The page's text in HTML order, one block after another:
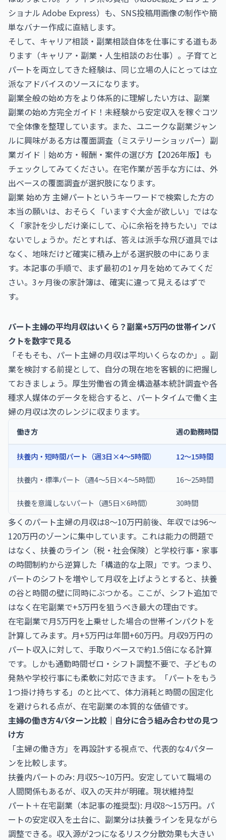
ショナル Adobe Express）も、SNS投稿用画像の制作や簡
単なバナー作成に直結します。
そして、キャリア相談・副業相談自体を仕事にする道もあ
ります（キャリア・副業・人生相談のお仕事）。子育てと
パートを両立してきた経験は、同じ立場の人にとっては立
派なアドバイスのソースになります。
副業全般の始め方をより体系的に理解したい方は、 副業
副業の始め方完全ガイド！未経験から安定収入を稼ぐコツ
で全体像を整理しています。また、ユニークな副業ジャン
ルに興味がある方は覆面調査（ミステリーショッパー）副
業ガイド｜始め方・報酬・案件の選び方【2026年版】 も
チェックしてみてください。在宅作業が苦手な方には、外
出ベースの覆面調査が選択肢になります。
副業 始め方 主婦パートというキーワードで検索した方の
本当の願いは、おそらく「いますぐ大金が欲しい」ではな
く「家計を少しだけ楽にして、心に余裕を持ちたい」では
ないでしょうか。だとすれば、答えは派手な飛び道具では
なく、地味だけど確実に積み上がる選択肢の中にありま
す。本記事の手順で、まず最初の1ヶ月を始めてみてくだ
さい。3ヶ月後の家計簿は、確実に違って見えるはずで
す。
パート主婦の平均月収はいくら？副業+5万円の世帯インパ
クトを数字で見る
「そもそも、パート主婦の月収は平均いくらなのか」。副
業を検討する前提として、自分の現在地を客観的に把握し
ておきましょう。厚生労働省の賃金構造基本統計調査や各
種求人媒体のデータを総合すると、パートタイムで働く主
婦の月収は次のレンジに収まります。
働き方 週の勤務時間
扶養内・短時間パート（週3日×4〜5時間） 12〜15時間
扶養内・標準パート（週4〜5日×4〜5時間） 16〜25時間
扶養を意識しないパート（週5日×6時間） 30時間
多くのパート主婦の月収は8〜10万円前後、年収では96〜
120万円のゾーンに集中しています。これは能力の問題で
はなく、扶養のライン（税・社会保険）と学校行事・家事
の時間制約から逆算した「構造的な上限」です。つまり、
パートのシフトを増やして月収を上げようとすると、扶養
の谷と時間の壁に同時にぶつかる。ここが、シフト追加で
はなく在宅副業で+5万円を狙うべき最大の理由です。
在宅副業で月5万円を上乗せした場合の世帯インパクトを
計算してみます。月+5万円は年間+60万円。月収9万円の
パート収入に対して、手取りベースで約1.5倍になる計算
です。しかも通勤時間ゼロ・シフト調整不要で、子どもの
発熱や学校行事にも柔軟に対応できます。「パートをもう
1つ掛け持ちする」のと比べて、体力消耗と時間の固定化
を避けられる点が、在宅副業の本質的な価値です。
主婦の働き方4パターン比較｜自分に合う組み合わせの見つ
け方
「主婦の働き方」を再設計する視点で、代表的な4パター
ンを比較します。
扶養内パートのみ: 月収5〜10万円。安定していて職場の
人間関係もあるが、収入の天井が明確。現状維持型
パート＋在宅副業（本記事の推奨型): 月収8〜15万円。パ
ートの安定収入を土台に、副業分は扶養ラインを見ながら
調整できる。収入源が2つになるリスク分散効果も大きい